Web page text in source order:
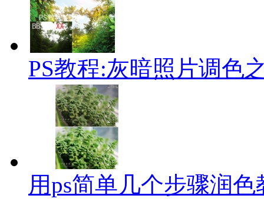
PS教程:灰暗照片调色
用ps简单几个步骤润色